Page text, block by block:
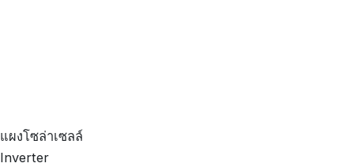
แผงโซล่าเซลล์
Inverter